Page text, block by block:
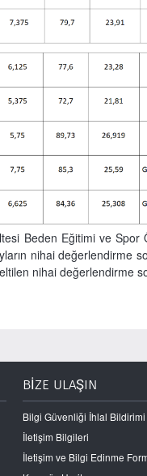
Beden Eğitimi ve Spor
nihai değerlendirme
nihai değerlendirme
BİZE ULAŞIN
Bilgi Güvenliği İhlal Bildirimi
İletişim Bilgileri
İletişim ve Bilgi Edinme